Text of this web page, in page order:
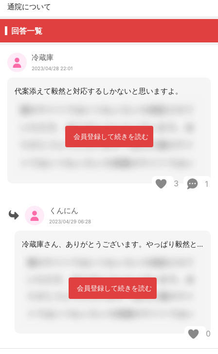
通院について
回答一覧
冷蔵庫
2023/04/28 22:01
代案添えて毅然と対応するしかないと思いますよ。
会員登録して続きを読む
3 1
くんにん
2023/04/29 06:28
冷蔵庫さん、ありがとうございます。やっぱり毅然とした態度が1番ですよね！
会員登録して続きを読む
0